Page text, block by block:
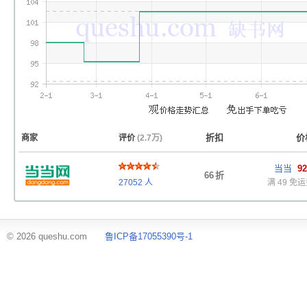
商家 评价 (2.7万) 折扣 价
27052 人
66折
当当
满 49 免
© 2026 queshu.com 鲁ICP备17055390号-1